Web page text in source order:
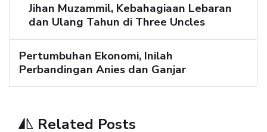
Jihan Muzammil, Kebahagiaan Lebaran
dan Ulang Tahun di Three Uncles
Pertumbuhan Ekonomi, Inilah
Perbandingan Anies dan Ganjar
Related Posts